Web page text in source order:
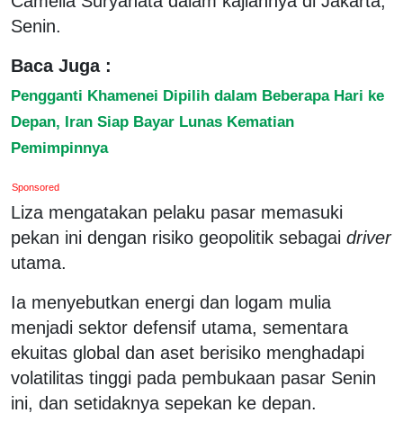
Senin.
Baca Juga :
Pengganti Khamenei Dipilih dalam Beberapa Hari ke
Depan, Iran Siap Bayar Lunas Kematian
Pemimpinnya
Sponsored
Liza mengatakan pelaku pasar memasuki
pekan ini dengan risiko geopolitik sebagai driver
utama.
Ia menyebutkan energi dan logam mulia
menjadi sektor defensif utama, sementara
ekuitas global dan aset berisiko menghadapi
volatilitas tinggi pada pembukaan pasar Senin
ini, dan setidaknya sepekan ke depan.